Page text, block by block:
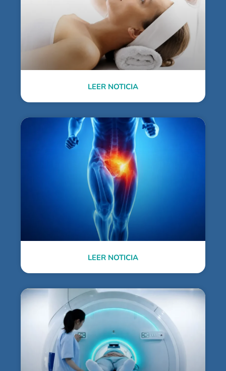
LEER NOTICIA
LEER NOTICIA